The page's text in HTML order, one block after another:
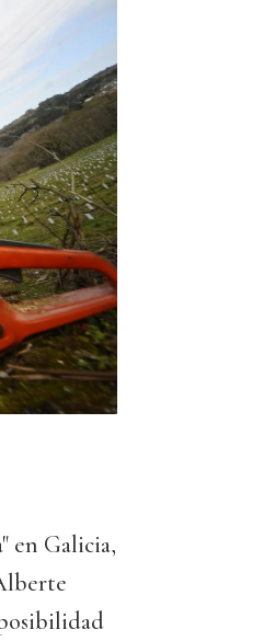
en Galicia,